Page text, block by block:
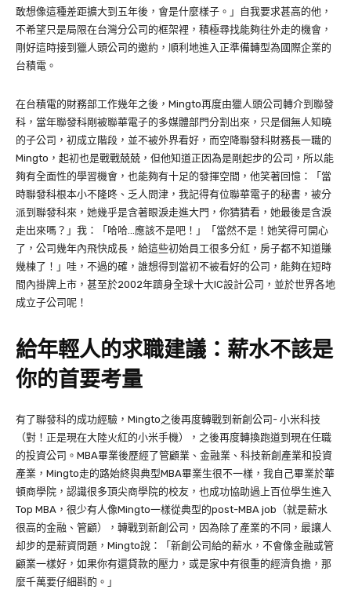
敢想像這種差距擴大到五年後，會是什麼樣子。」自我要求甚高的他，
不希望只是局限在台灣分公司的框架裡，積極尋找能夠往外走的機會，
剛好這時接到獵人頭公司的邀約，順利地進入正準備轉型為國際企業的
台積電。
在台積電的財務部工作幾年之後，Mingto再度由獵人頭公司轉介到聯發
科，當年聯發科剛 被聯華電子的多媒體部門分割出來 ，只是個無人知曉
的子公司，初成立階段， 並不被外界看好，而空降聯發科財務長一職的
Mingto，起初也是戰戰兢兢，但他知道正因為是剛起步的公司，所以能
夠有全面性的學習機會，也能夠有十足的發揮空間，他笑著回憶：「當
時聯發科根本小不隆咚、乏人問津，我記得有位聯華電子的秘書，被分
派到聯發科來，她幾乎是含著眼淚走進大門，你猜猜看，她最後是含淚
走出來嗎？」我：「哈哈…應該不是吧！」「當然不是！她笑得可開心
了，公司幾年內飛快成長，給這些初始員工很多分紅，房子都不知道賺
幾棟了！」哇，不過的確，誰想得到當初不被看好的公司，能夠在短時
間內掛牌上市，甚至於2002年躋身全球十大IC設計公司，並於世界各地
成立子公司呢！
給年輕人的求職建議：薪水不該是
你的首要考量
有了聯發科的成功經驗，Mingto之後再度轉戰到新創公司- 小米科技
（對！正是現在大陸火紅的小米手機），之後再度轉換跑道到現在任職
的投資公司。MBA畢業後歷經了管顧業、金融業、科技新創產業和投資
產業，Mingto走的路始終與典型MBA畢業生很不一樣，我自己畢業於華
頓商學院，認識很多頂尖商學院的校友，也成功協助過上百位學生進入
Top MBA，很少有人像Mingto一樣從典型的post-MBA job（就是薪水
很高的金融、管顧），轉戰到新創公司，因為除了產業的不同，最讓人
却步的是薪資問題，Mingto說：「新創公司給的薪水，不會像金融或管
顧業一樣好，如果你有還貸款的壓力，或是家中有很重的經濟負擔，那
麼千萬要仔細斟酌。」